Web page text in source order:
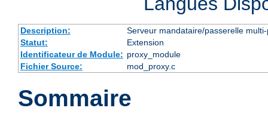
Description:
Serveur mandataire/passerelle
Statut:
Extension
Identificateur de Module: proxy_module
Fichier Source:
mod_proxy.c
Sommaire